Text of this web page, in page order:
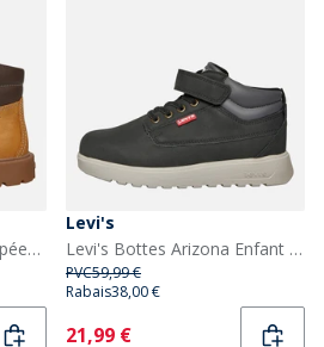
GEOX Bottes Shaylax zippées intérieur Garçon jaune/marron
Levi's
Levi's Bottes Arizona Enfant Noir 0003
PVC59,99 €
Rabais38,00 €
Current
21,99 €